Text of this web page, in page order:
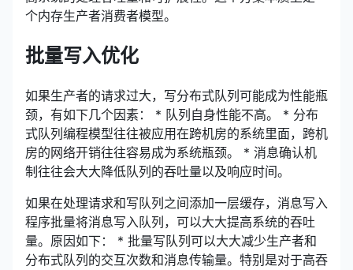
个内存生产者消费者模型。
批量写入优化
如果生产者的请求过大，写分布式队列可能成为性能瓶
颈，有如下几个因素： * 队列自身性能不高。 * 分布
式队列编程模型往往被应用在跨机房的系统里面，跨机
房的网络开销往往容易成为系统瓶颈。 * 消息确认机
制往往会大大降低队列的吞吐量以及响应时间。
如果在处理请求和写队列之间添加一层缓存，消息写入
程序批量将消息写入队列，可以大大提高系统的吞吐
量。原因如下： * 批量写队列可以大大减少生产者和
分布式队列的交互次数和消息传输量。特别是对于高吞